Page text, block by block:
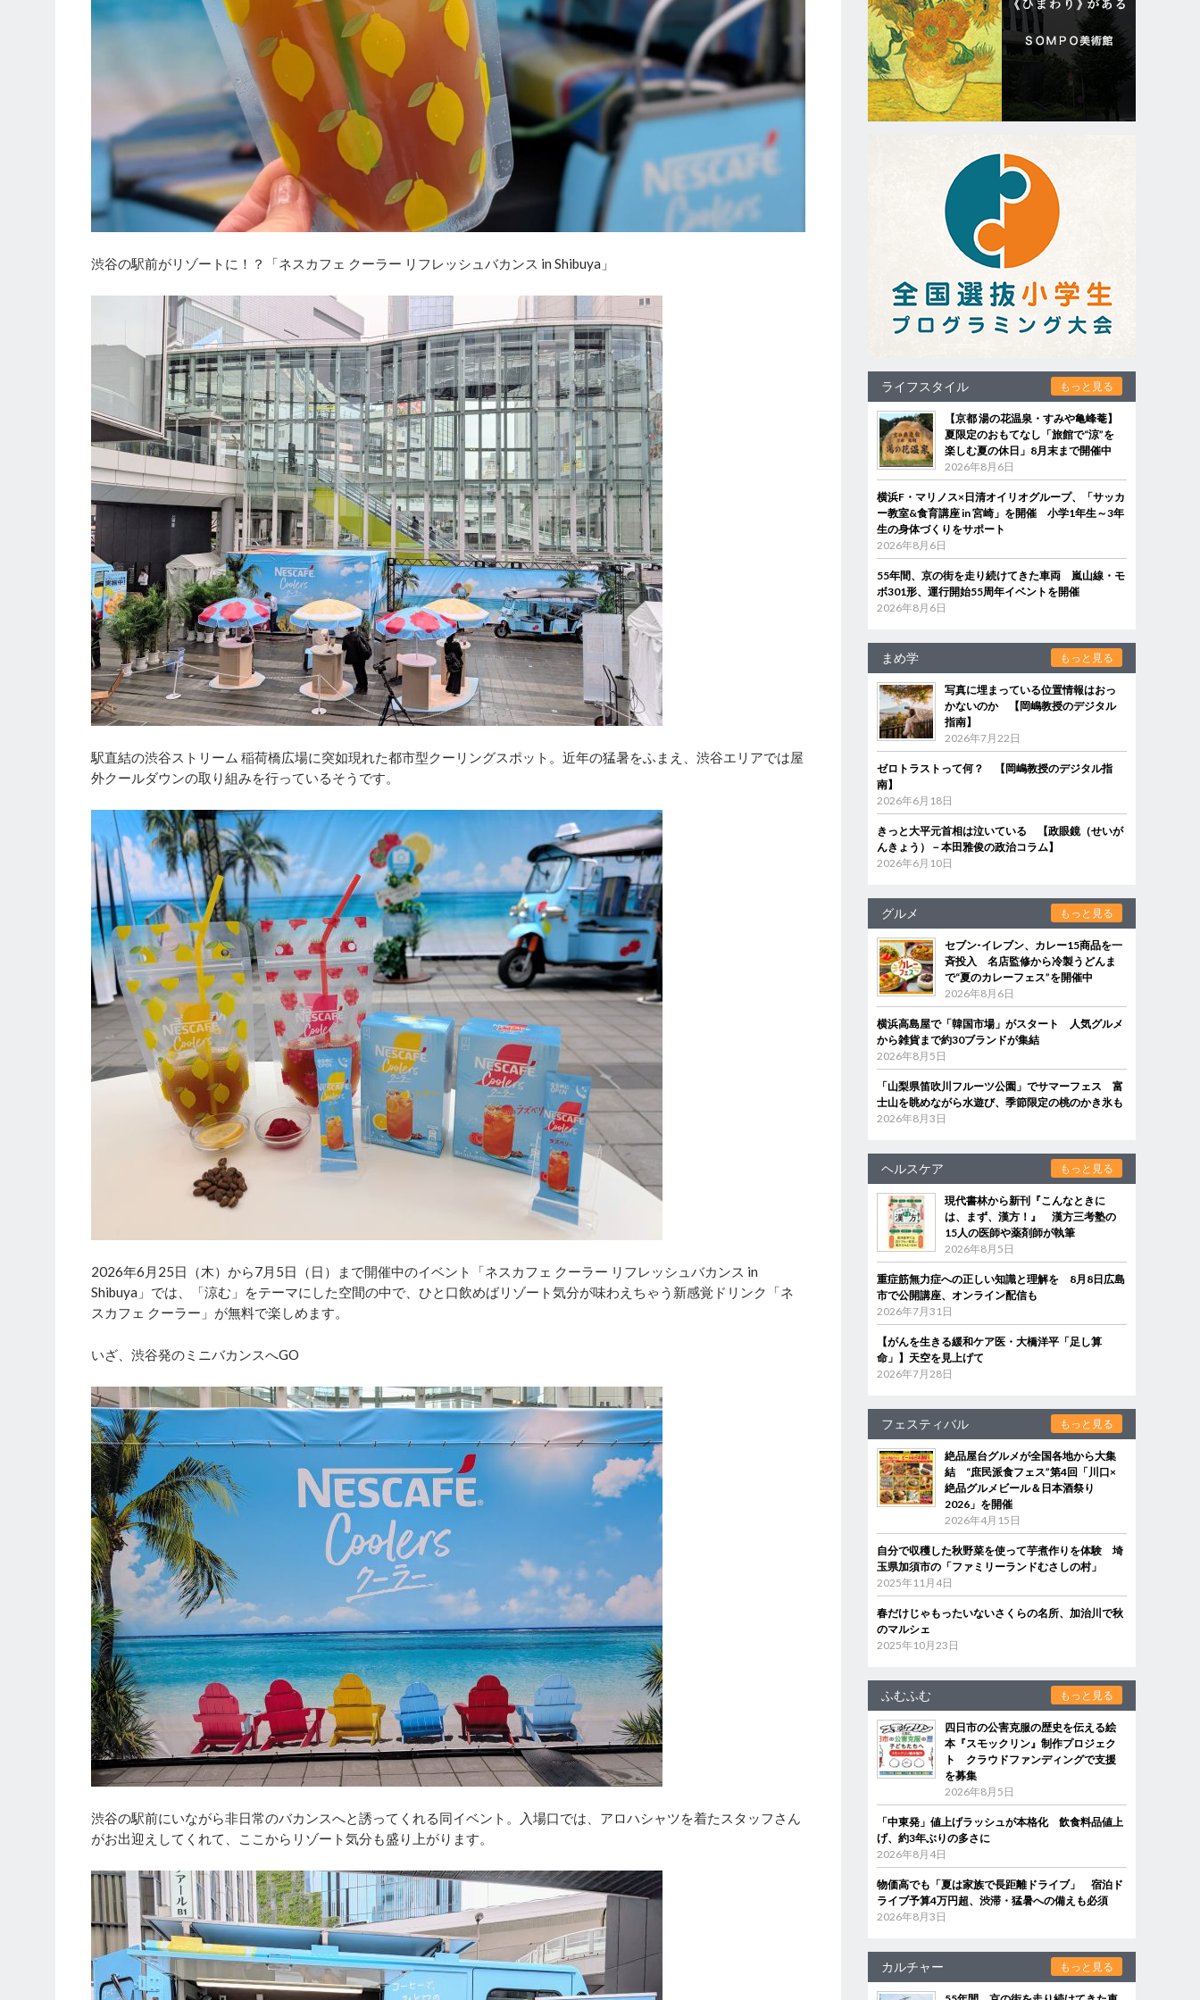
渋谷の駅前がリゾートに！？「ネスカフェ クーラー リフレッシュバカンス in Shibuya」
駅直結の渋谷ストリーム 稲荷橋広場に突如現れた都市型クーリングスポット。近年の猛暑をふまえ、渋谷エリアでは屋
外クールダウンの取り組みを行っているそうです。
2026年6月25日（木）から7月5日（日）まで開催中のイベント「ネスカフェ クーラー リフレッシュバカンス in
Shibuya」では、「涼む」をテーマにした空間の中で、ひと口飲めばリゾート気分が味わえちゃう新感覚ドリンク「ネ
スカフェ クーラー」が無料で楽しめます。
いざ、渋谷発のミニバカンスへGO
渋谷の駅前にいながら非日常のバカンスへと誘ってくれる同イベント。入場口では、アロハシャツを着たスタッフさん
がお出迎えしてくれて、ここからリゾート気分も盛り上がります。
ライフスタイル もっと見る
【京都 湯の花温泉・すみや亀峰菴】
夏限定のおもてなし「旅館で“涼”を
楽しむ夏の休日」8月末まで開催中
2026年8月6日
横浜F・マリノス×日清オイリオグループ、「サッカ
ー教室&食育講座 in 宮崎」を開催 小学1年生～3年
生の身体づくりをサポート
2026年8月6日
55年間、京の街を走り続けてきた車両 嵐山線・モ
ボ301形、運行開始55周年イベントを開催
2026年8月6日
まめ学 もっと見る
写真に埋まっている位置情報はおっ
かないのか 【岡嶋教授のデジタル
指南】
2026年7月22日
ゼロトラストって何？ 【岡嶋教授のデジタル指
南】
2026年6月18日
きっと大平元首相は泣いている 【政眼鏡（せいが
んきょう）－本田雅俊の政治コラム】
2026年6月10日
グルメ もっと見る
セブン‐イレブン、カレー15商品を一
斉投入 名店監修から冷製うどんま
で“夏のカレーフェス”を開催中
2026年8月6日
横浜高島屋で「韓国市場」がスタート 人気グルメ
から雑貨まで約30ブランドが集結
2026年8月5日
「山梨県笛吹川フルーツ公園」でサマーフェス 富
士山を眺めながら水遊び、季節限定の桃のかき氷も
2026年8月3日
ヘルスケア もっと見る
現代書林から新刊『こんなときに
は、まず、漢方！』 漢方三考塾の
15人の医師や薬剤師が執筆
2026年8月5日
重症筋無力症への正しい知識と理解を 8月8日広島
市で公開講座、オンライン配信も
2026年7月31日
【がんを生きる緩和ケア医・大橋洋平「足し算
命」】天空を見上げて
2026年7月28日
フェスティバル もっと見る
絶品屋台グルメが全国各地から大集
結 “庶民派食フェス”第4回「川口×
絶品グルメビール＆日本酒祭り
2026」を開催
2026年4月15日
自分で収穫した秋野菜を使って芋煮作りを体験 埼
玉県加須市の「ファミリーランドむさしの村」
2025年11月4日
春だけじゃもったいないさくらの名所、加治川で秋
のマルシェ
2025年10月23日
ふむふむ もっと見る
四日市の公害克服の歴史を伝える絵
本『スモックリン』制作プロジェク
ト クラウドファンディングで支援
を募集
2026年8月5日
「中東発」値上げラッシュが本格化 飲食料品値上
げ、約3年ぶりの多さに
2026年8月4日
物価高でも「夏は家族で長距離ドライブ」 宿泊ド
ライブ予算4万円超、渋滞・猛暑への備えも必須
2026年8月3日
カルチャー もっと見る